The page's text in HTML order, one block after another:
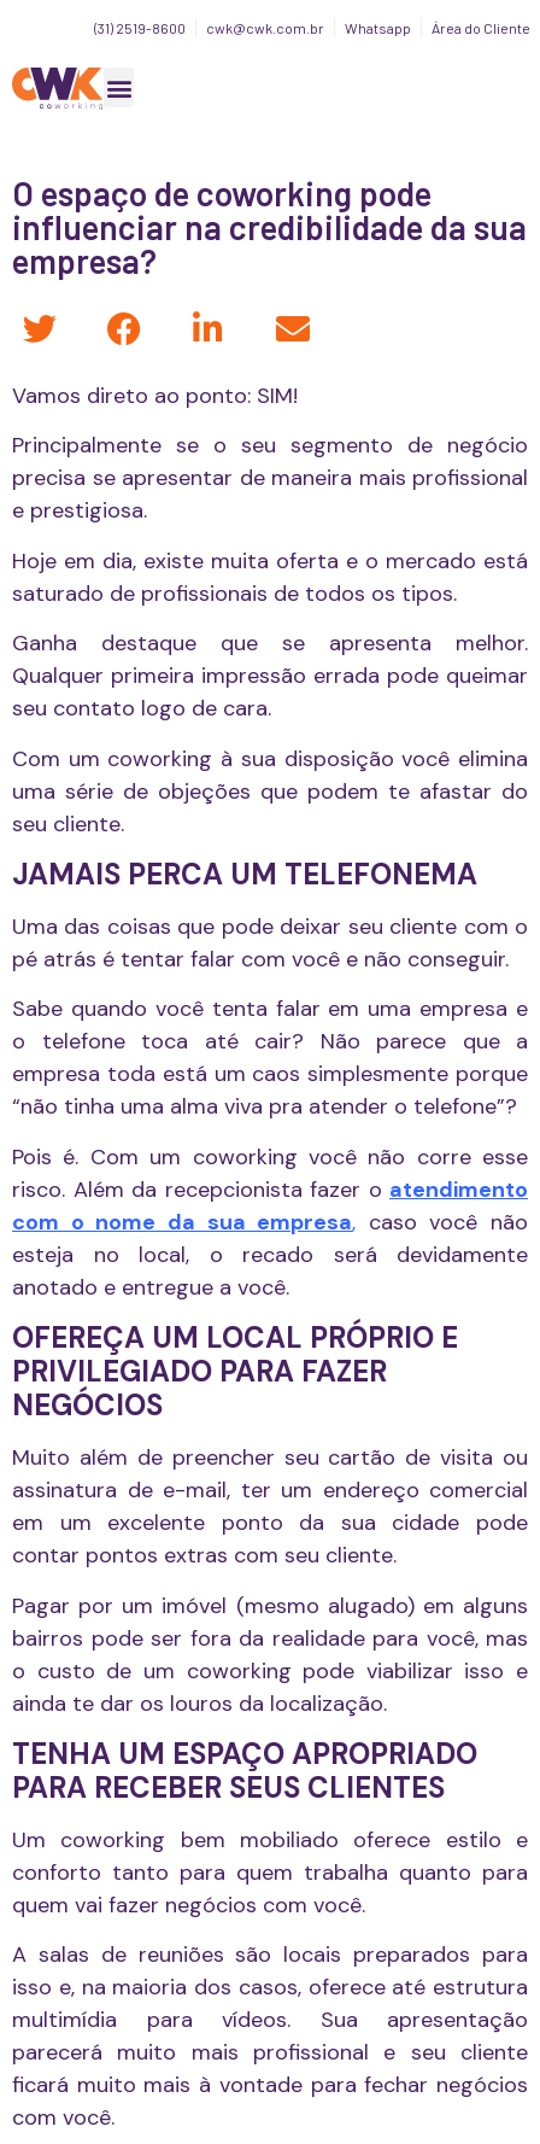
(31) 2519-8600 cwk@cwk.com.br Whatsapp Área do Cliente
O espaço de coworking pode
influenciar na credibilidade da sua
empresa?
Vamos direto ao ponto: SIM!
Principalmente se o seu segmento de negócio
precisa se apresentar de maneira mais profissional
e prestigiosa.
Hoje em dia, existe muita oferta e o mercado está
saturado de profissionais de todos os tipos.
Ganha destaque que se apresenta melhor.
Qualquer primeira impressão errada pode queimar
seu contato logo de cara.
Com um coworking à sua disposição você elimina
uma série de objeções que podem te afastar do
seu cliente.
JAMAIS PERCA UM TELEFONEMA
Uma das coisas que pode deixar seu cliente com o
pé atrás é tentar falar com você e não conseguir.
Sabe quando você tenta falar em uma empresa e
o telefone toca até cair? Não parece que a
empresa toda está um caos simplesmente porque
“não tinha uma alma viva pra atender o telefone”?
Pois é. Com um coworking você não corre esse
risco. Além da recepcionista fazer o atendimento
com o nome da sua empresa, caso você não
esteja no local, o recado será devidamente
anotado e entregue a você.
OFEREÇA UM LOCAL PRÓPRIO E
PRIVILEGIADO PARA FAZER
NEGÓCIOS
Muito além de preencher seu cartão de visita ou
assinatura de e-mail, ter um endereço comercial
em um excelente ponto da sua cidade pode
contar pontos extras com seu cliente.
Pagar por um imóvel (mesmo alugado) em alguns
bairros pode ser fora da realidade para você, mas
o custo de um coworking pode viabilizar isso e
ainda te dar os louros da localização.
TENHA UM ESPAÇO APROPRIADO
PARA RECEBER SEUS CLIENTES
Um coworking bem mobiliado oferece estilo e
conforto tanto para quem trabalha quanto para
quem vai fazer negócios com você.
A salas de reuniões são locais preparados para
isso e, na maioria dos casos, oferece até estrutura
multimídia para vídeos. Sua apresentação
parecerá muito mais profissional e seu cliente
ficará muito mais à vontade para fechar negócios
com você.